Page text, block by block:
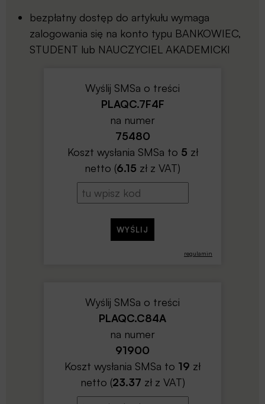
bezpłatny dostęp do artykułu wymaga
zalogowania się na konto typu BANKOWIEC,
STUDENT lub NAUCZYCIEL AKADEMICKI
regulamin
Wyślij SMSa o treści
PLAQC.7F4F
na numer
75480
Koszt wysłania SMSa to 5 zł
netto (6.15 zł z VAT)
Wyślij SMSa o treści
PLAQC.C84A
na numer
91900
Koszt wysłania SMSa to 19 zł
netto (23.37 zł z VAT)